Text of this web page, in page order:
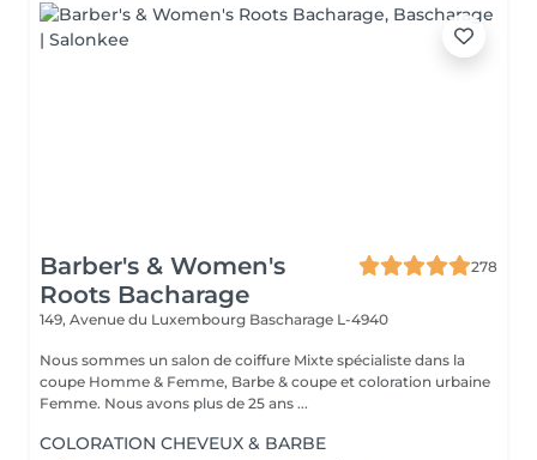
Barber's & Women's
Roots Bacharage
278
149, Avenue du Luxembourg Bascharage L-4940
Nous sommes un salon de coiffure Mixte spécialiste dans la
coupe Homme & Femme, Barbe & coupe et coloration urbaine
Femme. Nous avons plus de 25 ans ...
COLORATION CHEVEUX & BARBE